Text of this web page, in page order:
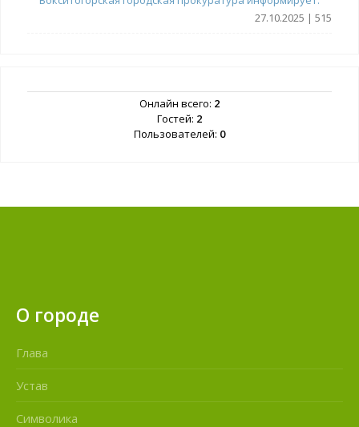
27.10.2025 | 515
Онлайн всего: 2
Гостей: 2
Пользователей: 0
О городе
Глава
Устав
Символика